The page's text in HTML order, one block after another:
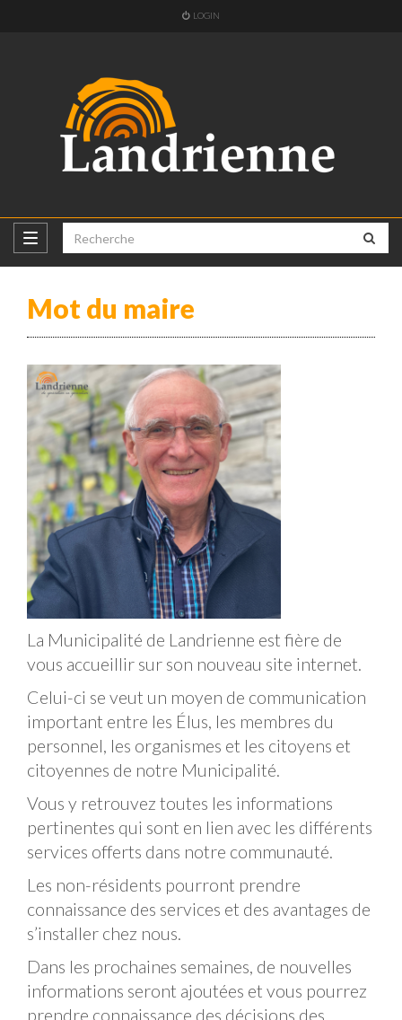
LOGIN
Mot du maire
La Municipalité de Landrienne est fière de
vous accueillir sur son nouveau site internet.
Celui-ci se veut un moyen de communication
important entre les Élus, les membres du
personnel, les organismes et les citoyens et
citoyennes de notre Municipalité.
Vous y retrouvez toutes les informations
pertinentes qui sont en lien avec les différents
services offerts dans notre communauté.
Les non-résidents pourront prendre
connaissance des services et des avantages de
s’installer chez nous.
Dans les prochaines semaines, de nouvelles
informations seront ajoutées et vous pourrez
prendre connaissance des décisions des